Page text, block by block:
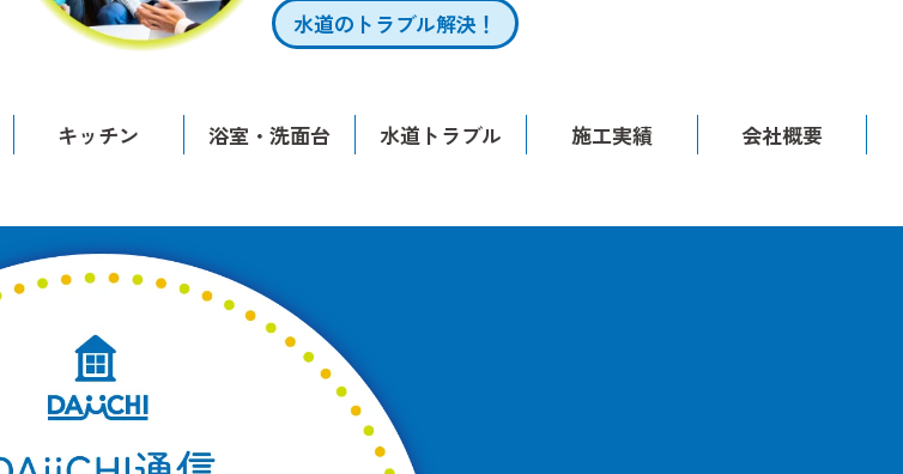
水道のトラブル解決！
キッチン 浴室・洗面台 水道トラブル 施工実績 会社概要